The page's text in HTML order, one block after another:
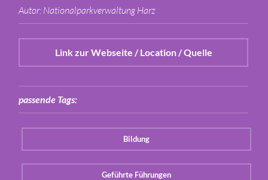
Autor: Nationalparkverwaltung Harz
Link zur Webseite / Location / Quelle
passende Tags:
Bildung
Geführte Führungen